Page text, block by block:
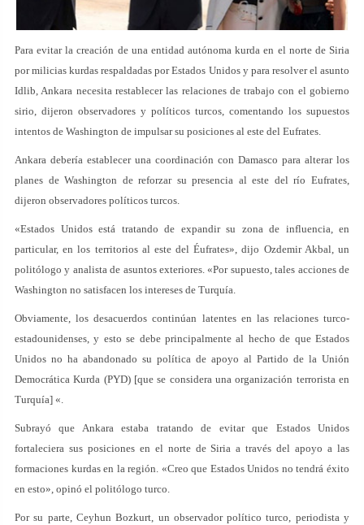
Para evitar la creación de una entidad autónoma kurda en el norte de Siria
por milicias kurdas respaldadas por Estados Unidos y para resolver el asunto
Idlib, Ankara necesita restablecer las relaciones de trabajo con el gobierno
sirio, dijeron observadores y políticos turcos, comentando los supuestos
intentos de Washington de impulsar su posiciones al este del Eufrates.
Ankara debería establecer una coordinación con Damasco para alterar los
planes de Washington de reforzar su presencia al este del río Eufrates,
dijeron observadores políticos turcos.
«Estados Unidos está tratando de expandir su zona de influencia, en
particular, en los territorios al este del Éufrates», dijo Ozdemir Akbal, un
politólogo y analista de asuntos exteriores. «Por supuesto, tales acciones de
Washington no satisfacen los intereses de Turquía.
Obviamente, los desacuerdos continúan latentes en las relaciones turco-
estadounidenses, y esto se debe principalmente al hecho de que Estados
Unidos no ha abandonado su política de apoyo al Partido de la Unión
Democrática Kurda (PYD) [que se considera una organización terrorista en
Turquía] «.
Subrayó que Ankara estaba tratando de evitar que Estados Unidos
fortaleciera sus posiciones en el norte de Siria a través del apoyo a las
formaciones kurdas en la región. «Creo que Estados Unidos no tendrá éxito
en esto», opinó el politólogo turco.
Por su parte, Ceyhun Bozkurt, un observador político turco, periodista y